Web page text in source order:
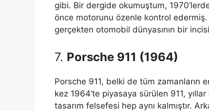
gibi. Bir dergide okumuştum,
önce motorunu özenle kontrol
gerçekten otomobil dünyasının bir
7. Porsche 911 (1964)
Porsche 911, belki de tüm zamanların
kez 1964’te piyasaya sürülen 911,
tasarım felsefesi hep aynı kalmıştır.